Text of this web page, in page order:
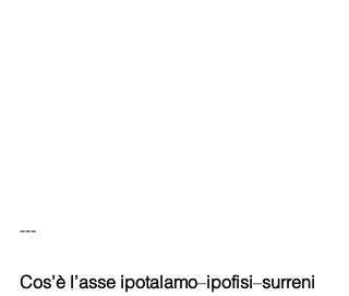
---
Cos’è l’asse ipotalamo–ipofisi–surreni